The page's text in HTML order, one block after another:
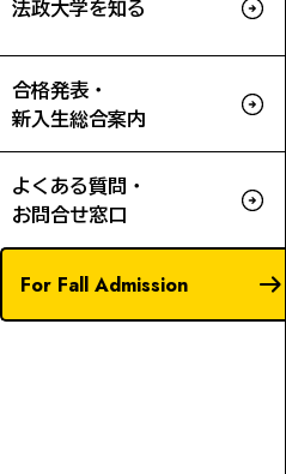
法政大学を知る
合格発表・
新入生総合案内
よくある質問・
お問合せ窓口
For Fall Admission